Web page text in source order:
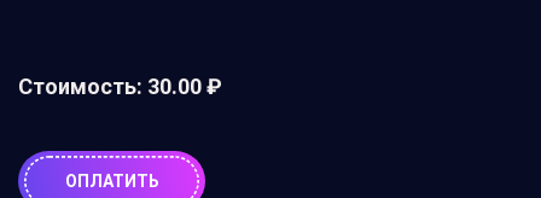
Стоимость: 30.00 ₽
ОПЛАТИТЬ